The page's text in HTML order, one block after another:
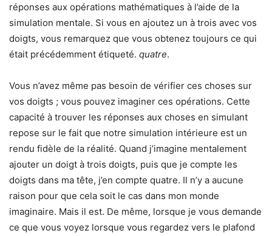
réponses aux opérations mathématiques à l’aide de la
simulation mentale. Si vous en ajoutez un à trois avec vos
doigts, vous remarquez que vous obtenez toujours ce qui
était précédemment étiqueté. quatre.
Vous n’avez même pas besoin de vérifier ces choses sur
vos doigts ; vous pouvez imaginer ces opérations. Cette
capacité à trouver les réponses aux choses en simulant
repose sur le fait que notre simulation intérieure est un
rendu fidèle de la réalité. Quand j’imagine mentalement
ajouter un doigt à trois doigts, puis que je compte les
doigts dans ma tête, j’en compte quatre. Il n’y a aucune
raison pour que cela soit le cas dans mon monde
imaginaire. Mais il est. De même, lorsque je vous demande
ce que vous voyez lorsque vous regardez vers le plafond